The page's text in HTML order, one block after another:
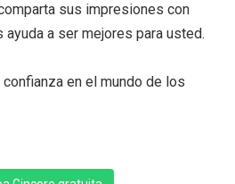
sus impresiones con
a ser mejores para usted.
en el mundo de los